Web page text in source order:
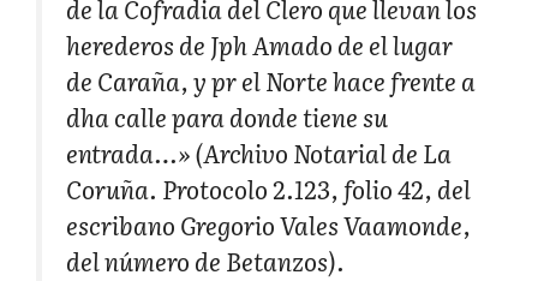
de la Cofradia del Clero que llevan los
herederos de Jph Amado de el lugar
de Caraña, y pr el Norte hace frente a
dha calle para donde tiene su
entrada…» (Archivo Notarial de La
Coruña. Protocolo 2.123, folio 42, del
escribano Gregorio Vales Vaamonde,
del número de Betanzos).